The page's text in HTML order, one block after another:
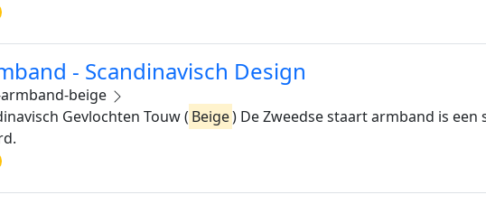
- Scandinavisch Design
beige
Gevlochten Touw ( Beige) De Zweedse staart armband is